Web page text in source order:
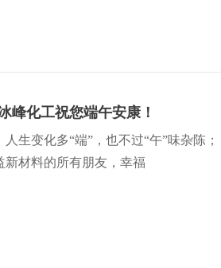
峰化工祝您端午安康！
生变化多“端”，也不过“午”味杂陈
材料的所有朋友，幸福